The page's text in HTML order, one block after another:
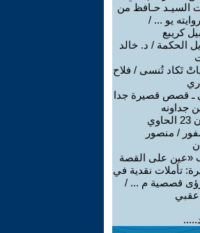
السيـد حـافظ من
يو ... /
كريبع
الحكمة / د. خالد
تَكاد تُنسى / فلاح
ـ قصص قصيرة جدا
جداونه
ديوان 23 الحاوي
/ منصور
«عين على القصة
تأملات نقدية في
قصصية م ... /